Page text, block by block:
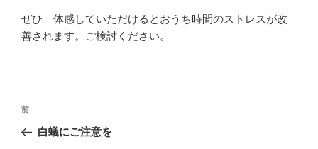
ぜひ 体感していただけるとおうち時間のストレスが改
善されます。ご検討ください。
投
過
去
前
白蟻にご注意を